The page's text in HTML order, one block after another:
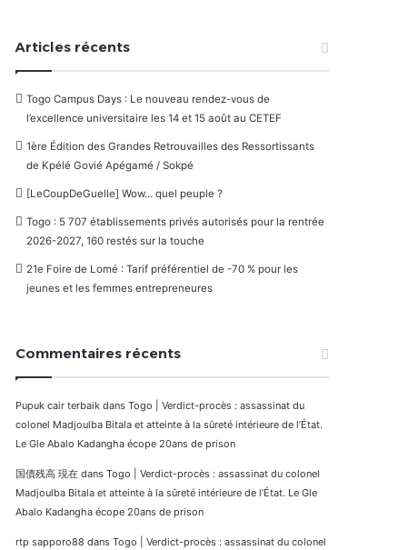
Articles récents
Togo Campus Days : Le nouveau rendez-vous de
l’excellence universitaire les 14 et 15 août au CETEF
1ère Édition des Grandes Retrouvailles des Ressortissants
de Kpélé Govié Apégamé / Sokpé
[LeCoupDeGuelle] Wow… quel peuple ?
Togo : 5 707 établissements privés autorisés pour la rentrée
2026-2027, 160 restés sur la touche
21e Foire de Lomé : Tarif préférentiel de -70 % pour les
jeunes et les femmes entrepreneures
Commentaires récents
Pupuk cair terbaik dans Togo | Verdict-procès : assassinat du
colonel Madjoulba Bitala et atteinte à la sûreté intérieure de l’État.
Le Gle Abalo Kadangha écope 20ans de prison
国債残高 現在 dans Togo | Verdict-procès : assassinat du colonel
Madjoulba Bitala et atteinte à la sûreté intérieure de l’État. Le Gle
Abalo Kadangha écope 20ans de prison
rtp sapporo88 dans Togo | Verdict-procès : assassinat du colonel